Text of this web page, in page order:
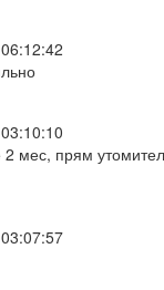
мес, прям